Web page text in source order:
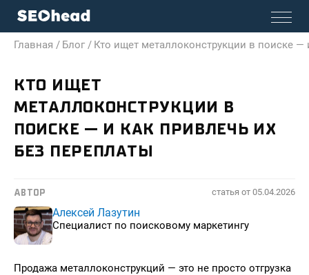
Главная / Блог / Кто ищет металлоконструкции в поиске —
КТО ИЩЕТ
МЕТАЛЛОКОНСТРУКЦИИ В
ПОИСКЕ — И КАК ПРИВЛЕЧЬ ИХ
БЕЗ ПЕРЕПЛАТЫ
АВТОР статья от 05.04.2026
Алексей Лазутин
Специалист по поисковому маркетингу
Продажа металлоконструкций — это не просто отгрузка